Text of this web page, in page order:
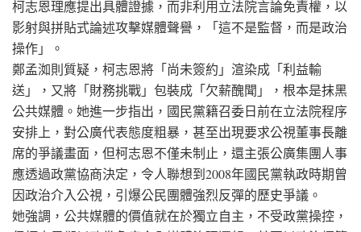
柯志恩理應提出具體證據，而非利用立法院言論免責權，以
影射與拼貼式論述攻擊媒體聲譽，「這不是監督，而是政治
操作」。
鄭孟洳則質疑，柯志恩將「尚未簽約」渲染成「利益輸
送」，又將「財務挑戰」包裝成「欠薪醜聞」，根本是抹黑
公共媒體。她進一步指出，國民黨籍召委日前在立法院程序
安排上，對公廣代表態度粗暴，甚至出現要求公視董事長離
席的爭議畫面，但柯志恩不僅未制止，還主張公廣集團人事
應透過政黨協商決定，令人聯想到2008年國民黨執政時期曾
因政治介入公視，引爆公民團體強烈反彈的歷史爭議。
她強調，公共媒體的價值就在於獨立自主，不受政黨操控，